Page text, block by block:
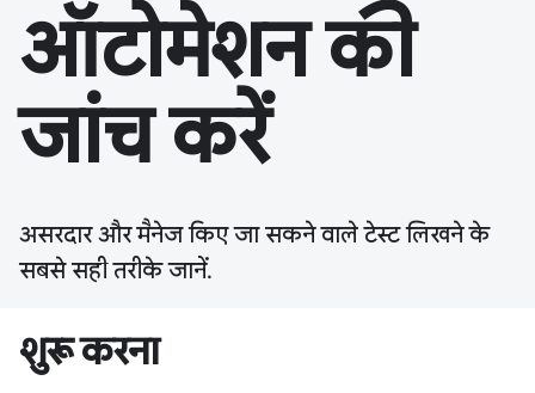
ऑटोमेशन की
जांच करें
असरदार और मैनेज किए जा सकने वाले टेस्ट लिखने के
सबसे सही तरीके जानें.
शुरू करना